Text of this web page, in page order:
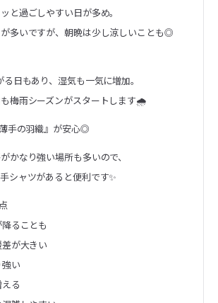
と過ごしやすい日が多め。
多いですが、朝晩は少し涼しいことも◎
日もあり、湿気も一気に増加。
梅雨シーズンがスタートします🌧️
手の羽織』が安心◎
かなり強い場所も多いので、
シャツがあると便利です✨
降ることも
差が大きい
強い
える